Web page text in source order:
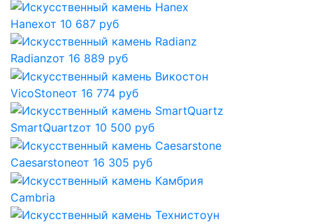
Hanexот 10 687 руб
Radianzот 16 889 руб
VicoStoneот 16 774 руб
SmartQuartzот 10 500 руб
Caesarstoneот 16 305 руб
Cambria